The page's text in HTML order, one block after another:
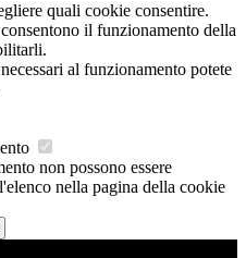
quali cookie consentire.
il funzionamento della
al funzionamento potete
non possono essere
nella pagina della cookie